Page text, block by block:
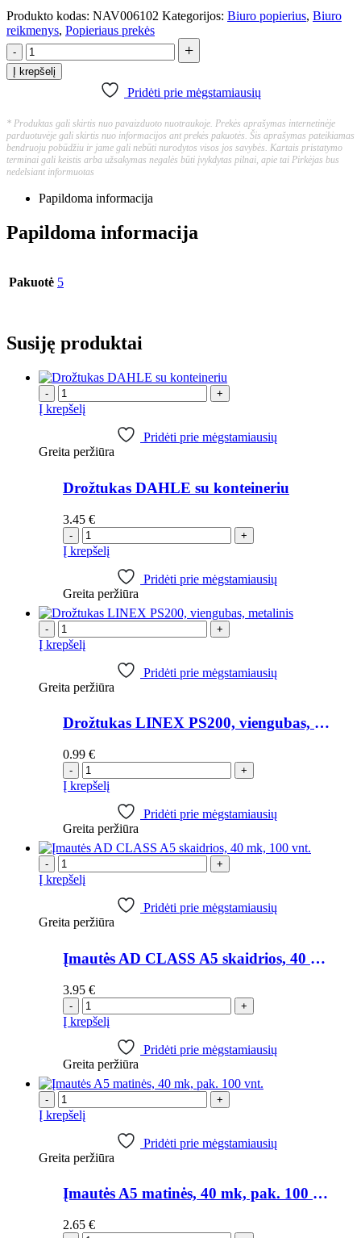
Produkto kodas: NAV006102 Kategorijos: Biuro popierius, Biuro
reikmenys, Popieriaus prekės
- +
Į krepšelį
Pridėti prie mėgstamiausių
* Produktas gali skirtis nuo pavaizduoto nuotraukoje. Prekės aprašymas internetinėje
parduotuvėje gali skirtis nuo informacijos ant prekės pakuotės. Šis aprašymas pateikiamas
bendruoju pobūdžiu ir jame gali nebūti nurodytos visos jos savybės. Kartais pristatymo
terminai gali keistis arba užsakymas negalės būti įvykdytas pilnai, apie tai Pirkėjas bus
nedelsiant informuotas
Papildoma informacija
Papildoma informacija
Pakuotė 5
Susiję produktai
- +
Į krepšelį
Pridėti prie mėgstamiausių
Greita peržiūra
Drožtukas DAHLE su konteineriu
3.45 €
- +
Į krepšelį
Pridėti prie mėgstamiausių
Greita peržiūra
- +
Į krepšelį
Pridėti prie mėgstamiausių
Greita peržiūra
Drožtukas LINEX PS200, viengubas, metalinis
0.99 €
- +
Į krepšelį
Pridėti prie mėgstamiausių
Greita peržiūra
- +
Į krepšelį
Pridėti prie mėgstamiausių
Greita peržiūra
Įmautės AD CLASS A5 skaidrios, 40 mk, 100 vnt.
3.95 €
- +
Į krepšelį
Pridėti prie mėgstamiausių
Greita peržiūra
- +
Į krepšelį
Pridėti prie mėgstamiausių
Greita peržiūra
Įmautės A5 matinės, 40 mk, pak. 100 vnt.
2.65 €